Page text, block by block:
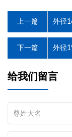
上一篇 外径
外径
下一篇
给我们留言